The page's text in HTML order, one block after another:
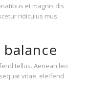
et magnis dis
ridiculus mus.
tellus. Aenean leo
vitae, eleifend